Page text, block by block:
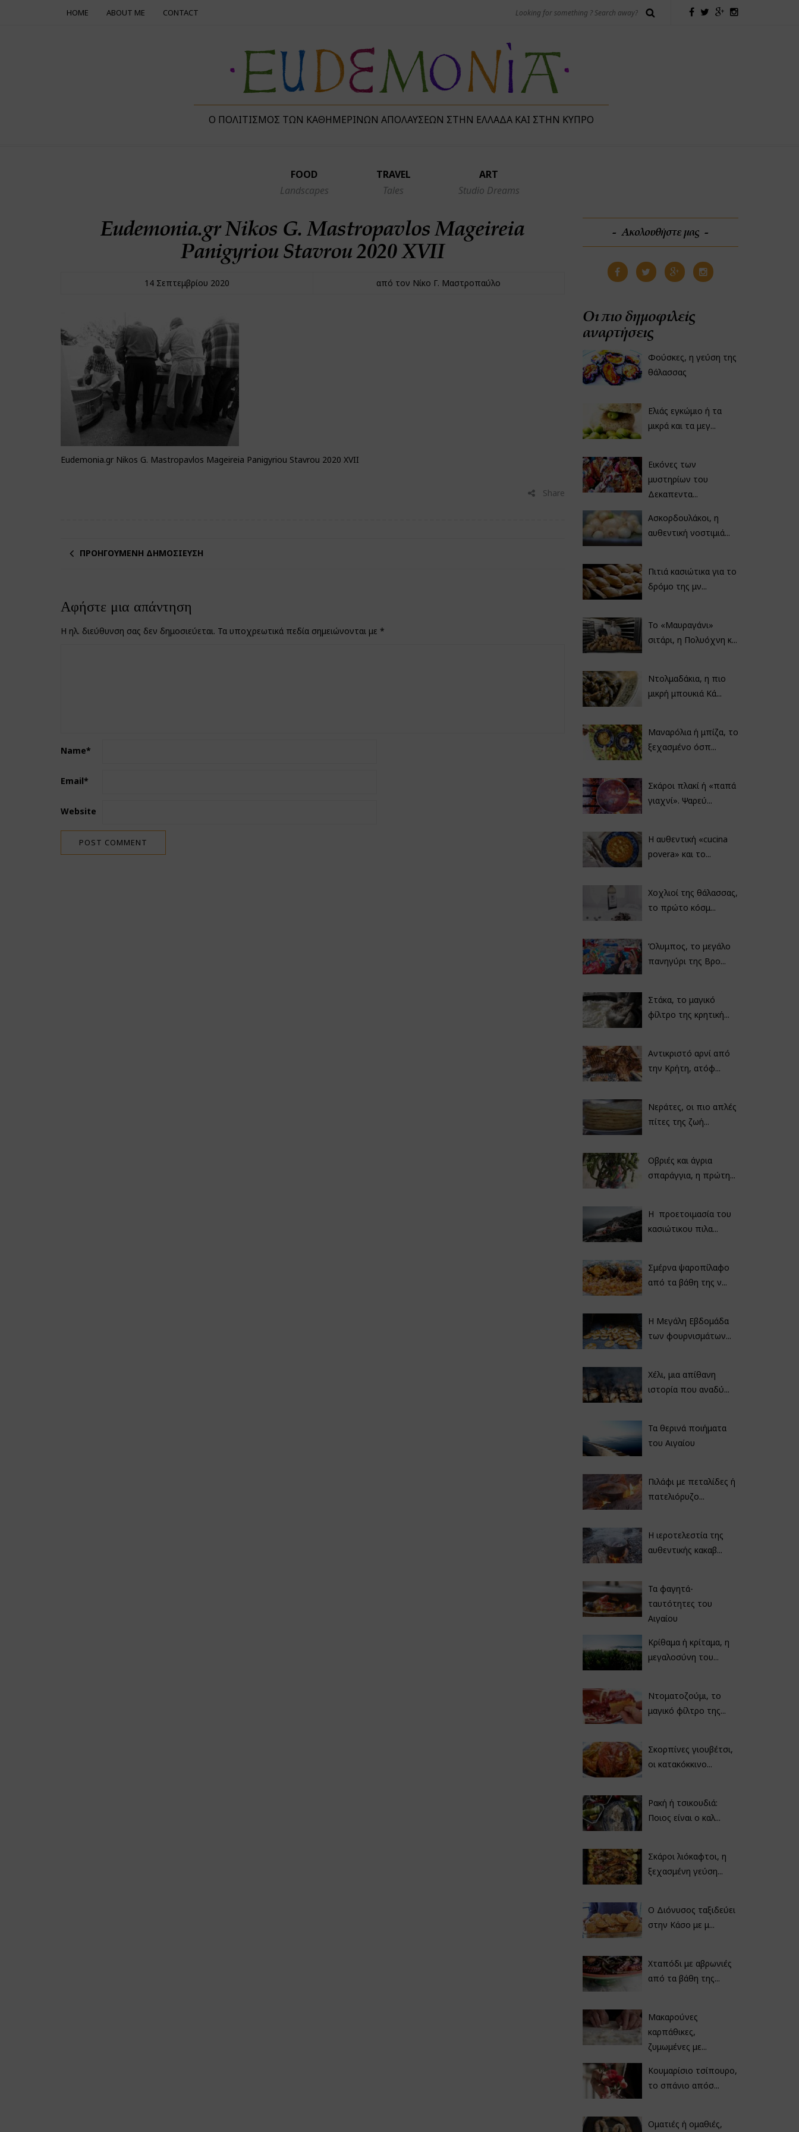
HOME ABOUT ME CONTACT
Ο ΠΟΛΙΤΙΣΜΌΣ ΤΩΝ ΚΑΘΗΜΕΡΙΝΏΝ ΑΠΟΛΑΎΣΕΩΝ ΣΤΗΝ ΕΛΛΆΔΑ ΚΑΙ ΣΤΗΝ ΚΎΠΡΟ
FOOD
Landscapes
TRAVEL
Tales
ART
Studio Dreams
Eudemonia.gr Nikos G. Mastropavlos Mageireia
Panigyriou Stavrou 2020 XVII
14 Σεπτεμβρίου 2020 από τον Νίκο Γ. Μαστροπαύλο
Eudemonia.gr Nikos G. Mastropavlos Mageireia Panigyriou Stavrou 2020 XVII
Share
ΠΡΟΗΓΟΎΜΕΝΗ ΔΗΜΟΣΊΕΥΣΗ
Αφήστε μια απάντηση
Η ηλ. διεύθυνση σας δεν δημοσιεύεται. Τα υποχρεωτικά πεδία σημειώνονται με *
Name*
Email*
Website
Ακολουθήστε μας
Οι πιο δημοφιλείς
αναρτήσεις
Φούσκες, η γεύση της
θάλασσας
Ελιάς εγκώμιο ή τα
μικρά και τα μεγ...
Εικόνες των
μυστηρίων του
Δεκαπεντα...
Ασκορδουλάκοι, η
αυθεντική νοστιμιά...
Πιτιά κασιώτικα για το
δρόμο της μν...
Το «Μαυραγάνι»
σιτάρι, η Πολυόχνη κ...
Ντολμαδάκια, η πιο
μικρή μπουκιά Κά...
Μαναρόλια ή μπίζα, το
ξεχασμένο όσπ...
Σκάροι πλακί ή «παπά
γιαχνί». Ψαρεύ...
Η αυθεντική «cucina
povera» και το...
Χοχλιοί της θάλασσας,
το πρώτο κόσμ...
Όλυμπος, το μεγάλο
πανηγύρι της Βρο...
Στάκα, το μαγικό
φίλτρο της κρητική...
Αντικριστό αρνί από
την Κρήτη, ατόφ...
Νεράτες, οι πιο απλές
πίτες της ζωή...
Οβριές και άγρια
σπαράγγια, η πρώτη...
Η προετοιμασία του
κασιώτικου πιλα...
Σμέρνα ψαροπίλαφο
από τα βάθη της ν...
Η Μεγάλη Εβδομάδα
των φουρνισμάτων...
Χέλι, μια απίθανη
ιστορία που αναδύ...
Τα θερινά ποιήματα
του Αιγαίου
Πιλάφι με πεταλίδες ή
πατελιόρυζο...
Η ιεροτελεστία της
αυθεντικής κακαβ...
Τα φαγητά-
ταυτότητες του
Αιγαίου
Κρίθαμα ή κρίταμα, η
μεγαλοσύνη του...
Ντοματοζούμι, το
μαγικό φίλτρο της...
Σκορπίνες γιουβέτσι,
οι κατακόκκινο...
Ρακή ή τσικουδιά:
Ποιος είναι ο καλ...
Σκάροι λιόκαφτοι, η
ξεχασμένη γεύση...
Ο Διόνυσος ταξιδεύει
στην Κάσο με μ...
Χταπόδι με αβρωνιές
από τα βάθη της...
Μακαρούνες
καρπάθικες,
ζυμωμένες με...
Κουμαρίσιο τσίπουρο,
το σπάνιο απόσ...
Οματιές ή ομαθιές,